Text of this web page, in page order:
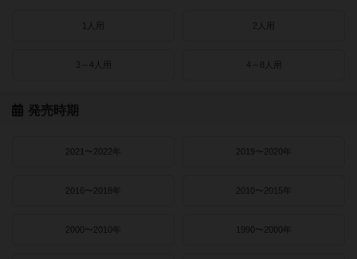
1人用 2人用
3～4人用 4～8人用
発売時期
2021〜2022年 2019〜2020年
2016〜2018年 2010〜2015年
2000〜2010年 1990〜2000年